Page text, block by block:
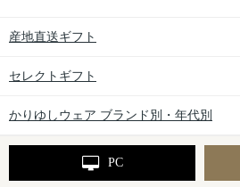
産地直送ギフト
セレクトギフト
かりゆしウェア ブランド別・年代別
PC